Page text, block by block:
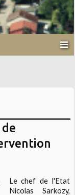
Le chef de l'Etat
Nicolas Sarkozy,